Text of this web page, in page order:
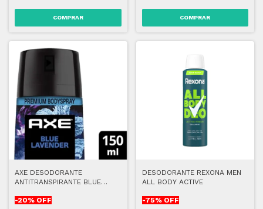
AXE DESODORANTE
ANTITRANSPIRANTE BLUE
-20% OFF
DESODORANTE REXONA MEN
ALL BODY ACTIVE
-75% OFF